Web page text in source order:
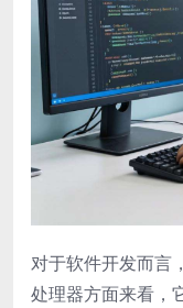
对于软件开发而言
处理器方面来看，